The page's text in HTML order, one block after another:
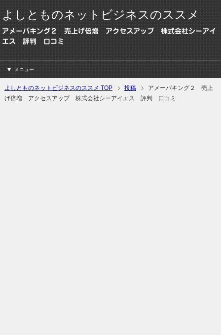
よしとものネットビジネスのススメ
アメーバキング２ 売上げ倍増 アクセスアップ 株式会社シーアイ
エス 評判 口コミ
メニュー
よしとものネットビジネスのススメ TOP 投稿
アメーバキング２ 売上
げ倍増 アクセスアップ 株式会社シーアイエス 評判 口コミ